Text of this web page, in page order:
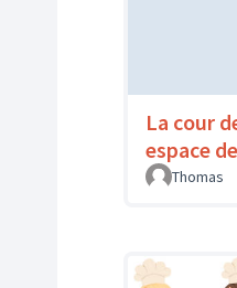
La cour
espace
Thomas